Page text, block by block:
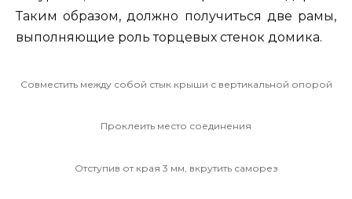
Таким образом, должно получиться две рамы,
выполняющие роль торцевых стенок домика.
Совместить между собой стык крыши с вертикальной опорой
Проклеить место соединения
Отступив от края 3 мм, вкрутить саморез